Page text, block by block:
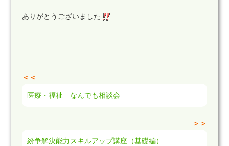
ありがとうございました
＜＜
医療・福祉 なんでも相談会
＞＞
紛争解決能力スキルアップ講座（基礎編）